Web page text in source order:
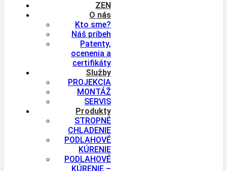
ZEN
O nás
Kto sme?
Náš príbeh
Patenty,
ocenenia a
certifikáty
Služby
PROJEKCIA
MONTÁŽ
SERVIS
Produkty
STROPNÉ
CHLADENIE
PODLAHOVÉ
KÚRENIE
PODLAHOVÉ
KÚRENIE –